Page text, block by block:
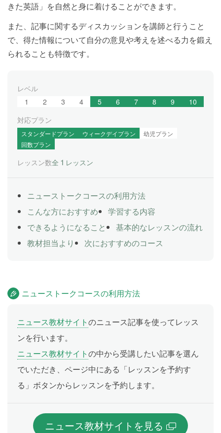
きた英語」を自然と身に着けることができます。
また、記事に関するディスカッションを講師と行うこと
で、得た情報について自分の意見や考えを述べる力を鍛え
られることも特徴です。
レベル
1
2 3 4 5 6 7 8 9
10
対応プラン
スタンダードプラン ウィークデイプラン
幼児プラン
回数プラン
レッスン数全 1 レッスン
ニューストークコースの利用方法
こんな方におすすめ
学習する内容
できるようになること
基本的なレッスンの流れ
教材担当より
次におすすめのコース
ニューストークコースの利用方法
ニュース教材サイトのニュース記事を使ってレッス
ンを行います。
ニュース教材サイトの中から受講したい記事を選ん
でいただき、ページ中にある「レッスンを予約す
る」ボタンからレッスンを予約します。
ニュース教材サイトを見る